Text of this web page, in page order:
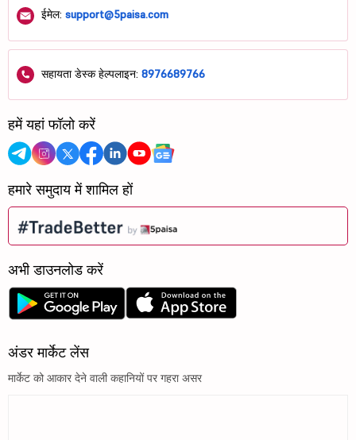
ईमेल: support@5paisa.com
सहायता डेस्क हेल्पलाइन: 8976689766
हमें यहां फॉलो करें
हमारे समुदाय में शामिल हों
अभी डाउनलोड करें
अंडर मार्केट लेंस
मार्केट को आकार देने वाली कहानियों पर गहरा असर